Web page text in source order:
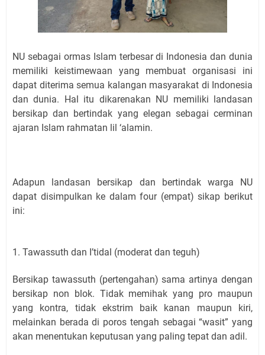
NU sebagai ormas Islam terbesar di Indonesia dan dunia
memiliki keistimewaan yang membuat organisasi ini
dapat diterima semua kalangan masyarakat di Indonesia
dan dunia. Hal itu dikarenakan NU memiliki landasan
bersikap dan bertindak yang elegan sebagai cerminan
ajaran Islam rahmatan lil ‘alamin.
Adapun landasan bersikap dan bertindak warga NU
dapat disimpulkan ke dalam four (empat) sikap berikut
ini:
1. Tawassuth dan I’tidal (moderat dan teguh)
Bersikap tawassuth (pertengahan) sama artinya dengan
bersikap non blok. Tidak memihak yang pro maupun
yang kontra, tidak ekstrim baik kanan maupun kiri,
melainkan berada di poros tengah sebagai “wasit” yang
akan menentukan keputusan yang paling tepat dan adil.